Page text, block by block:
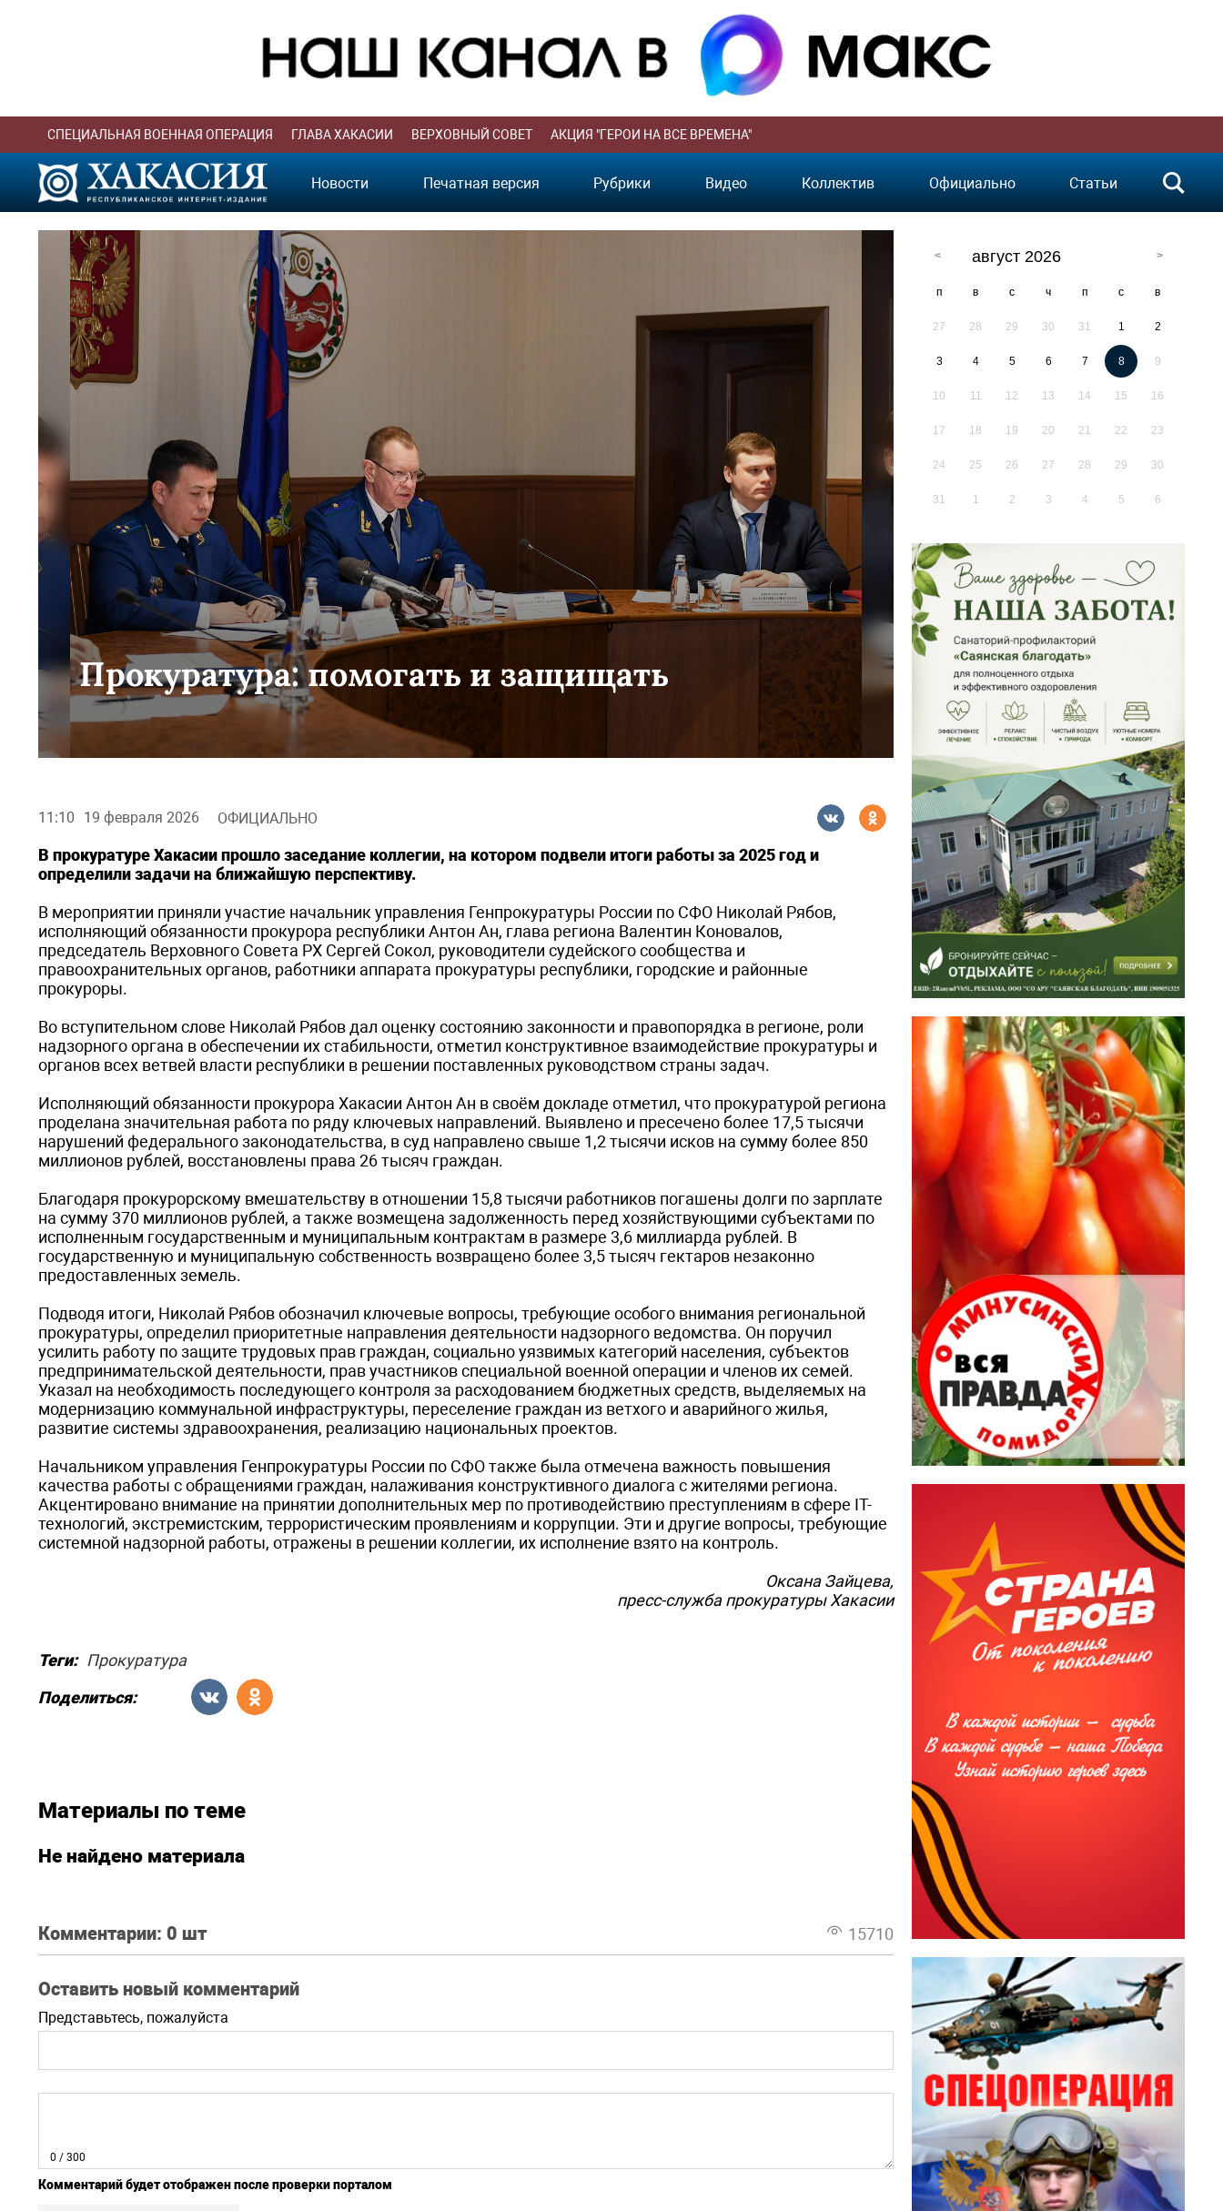
СПЕЦИАЛЬНАЯ ВОЕННАЯ ОПЕРАЦИЯ ГЛАВА ХАКАСИИ ВЕРХОВНЫЙ СОВЕТ АКЦИЯ "ГЕРОИ НА ВСЕ ВРЕМЕНА"
Новости Печатная версия Рубрики Видео Коллектив Официально Статьи
Прокуратура: помогать и защищать
11:10 19 февраля 2026 ОФИЦИАЛЬНО
В прокуратуре Хакасии прошло заседание коллегии, на котором подвели итоги работы за 2025 год и
определили задачи на ближайшую перспективу.
В мероприятии приняли участие начальник управления Генпрокуратуры России по СФО Николай Рябов,
исполняющий обязанности прокурора республики Антон Ан, глава региона Валентин Коновалов,
председатель Верховного Совета РХ Сергей Сокол, руководители судейского сообщества и
правоохранительных органов, работники аппарата прокуратуры республики, городские и районные
прокуроры.
Во вступительном слове Николай Рябов дал оценку состоянию законности и правопорядка в регионе, роли
надзорного органа в обеспечении их стабильности, отметил конструктивное взаимодействие прокуратуры и
органов всех ветвей власти республики в решении поставленных руководством страны задач.
Исполняющий обязанности прокурора Хакасии Антон Ан в своём докладе отметил, что прокуратурой региона
проделана значительная работа по ряду ключевых направлений. Выявлено и пресечено более 17,5 тысячи
нарушений федерального законодательства, в суд направлено свыше 1,2 тысячи исков на сумму более 850
миллионов рублей, восстановлены права 26 тысяч граждан.
Благодаря прокурорскому вмешательству в отношении 15,8 тысячи работников погашены долги по зарплате
на сумму 370 миллионов рублей, а также возмещена задолженность перед хозяйствующими субъектами по
исполненным государственным и муниципальным контрактам в размере 3,6 миллиарда рублей. В
государственную и муниципальную собственность возвращено более 3,5 тысяч гектаров незаконно
предоставленных земель.
Подводя итоги, Николай Рябов обозначил ключевые вопросы, требующие особого внимания региональной
прокуратуры, определил приоритетные направления деятельности надзорного ведомства. Он поручил
усилить работу по защите трудовых прав граждан, социально уязвимых категорий населения, субъектов
предпринимательской деятельности, прав участников специальной военной операции и членов их семей.
Указал на необходимость последующего контроля за расходованием бюджетных средств, выделяемых на
модернизацию коммунальной инфраструктуры, переселение граждан из ветхого и аварийного жилья,
развитие системы здравоохранения, реализацию национальных проектов.
Начальником управления Генпрокуратуры России по СФО также была отмечена важность повышения
качества работы с обращениями граждан, налаживания конструктивного диалога с жителями региона.
Акцентировано внимание на принятии дополнительных мер по противодействию преступлениям в сфере IT-
технологий, экстремистским, террористическим проявлениям и коррупции. Эти и другие вопросы, требующие
системной надзорной работы, отражены в решении коллегии, их исполнение взято на контроль.
Оксана Зайцева,
пресс-служба прокуратуры Хакасии
Теги: Прокуратура
Поделиться:
Материалы по теме
Не найдено материала
Комментарии: 0 шт 15710
Оставить новый комментарий
Представьтесь, пожалуйста
0 / 300
Комментарий будет отображен после проверки порталом
август 2026
п в с ч п с в
27 28 29 30 31 1 2
3 4 5 6 7 8 9
10 11 12 13 14 15 16
17 18 19 20 21 22 23
24 25 26 27 28 29 30
31 1 2 3 4 5 6